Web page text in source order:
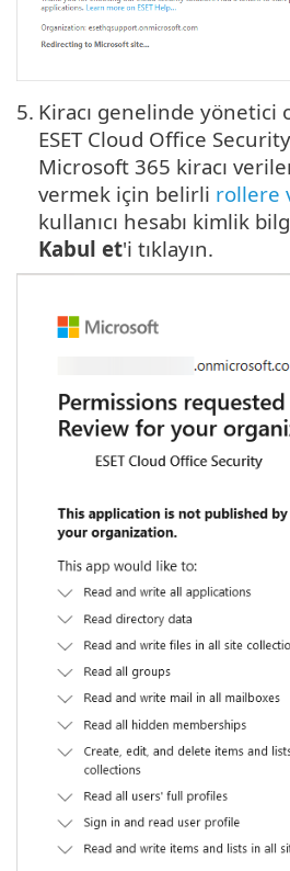
5. Kiracı genelinde yönetici
ESET Cloud Office
Microsoft 365 kiracı
vermek için belirli rollere
kullanıcı hesabı kimlik
Kabul et'i tıklayın.